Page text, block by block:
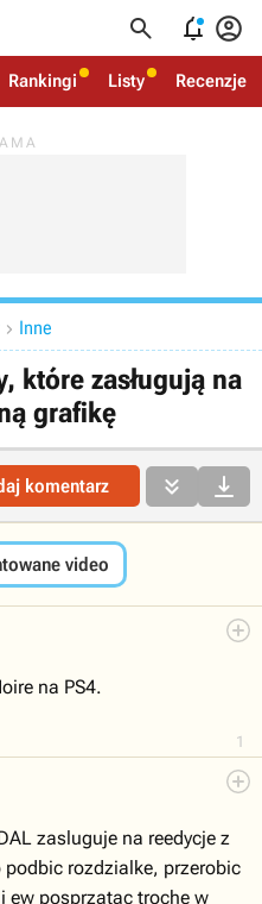
  
Rankingi Listy Recenzje
 Inne
które zasługują na
grafikę
komentarz  
video
1
na PS4.
zasluguje na reedycje z
rozdzialke, przerobic
ew posprzatac troche w